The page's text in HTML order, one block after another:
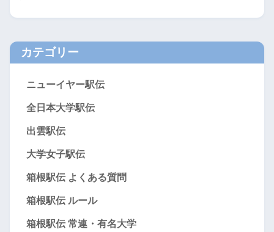
カテゴリー
ニューイヤー駅伝
全日本大学駅伝
出雲駅伝
大学女子駅伝
箱根駅伝 よくある質問
箱根駅伝 ルール
箱根駅伝 常連・有名大学